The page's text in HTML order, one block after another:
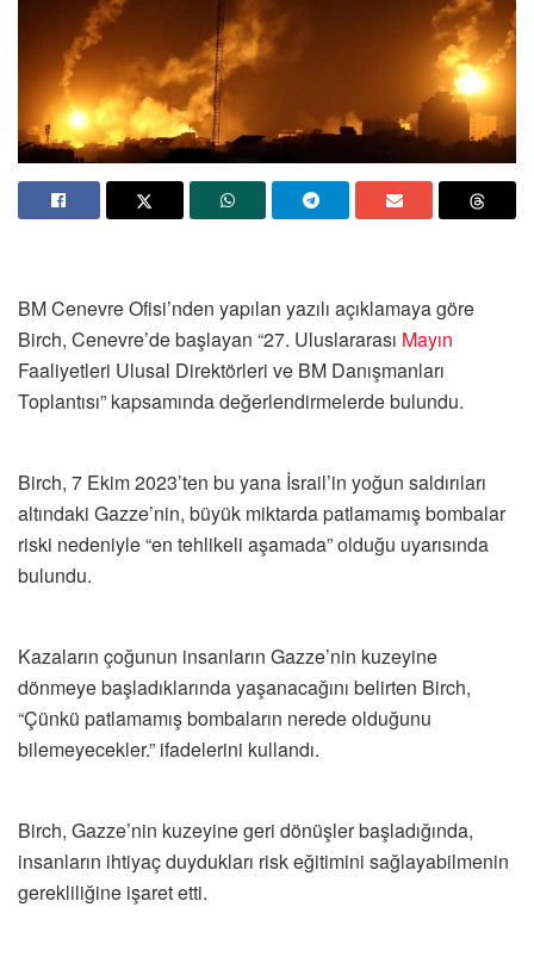
BM Cenevre Ofisi’nden yapılan yazılı açıklamaya göre
Birch, Cenevre’de başlayan “27. Uluslararası Mayın
Faaliyetleri Ulusal Direktörleri ve BM Danışmanları
Toplantısı” kapsamında değerlendirmelerde bulundu.
Birch, 7 Ekim 2023’ten bu yana İsrail’in yoğun saldırıları
altındaki Gazze’nin, büyük miktarda patlamamış bombalar
riski nedeniyle “en tehlikeli aşamada” olduğu uyarısında
bulundu.
Kazaların çoğunun insanların Gazze’nin kuzeyine
dönmeye başladıklarında yaşanacağını belirten Birch,
“Çünkü patlamamış bombaların nerede olduğunu
bilemeyecekler.” ifadelerini kullandı.
Birch, Gazze’nin kuzeyine geri dönüşler başladığında,
insanların ihtiyaç duydukları risk eğitimini sağlayabilmenin
gerekliliğine işaret etti.